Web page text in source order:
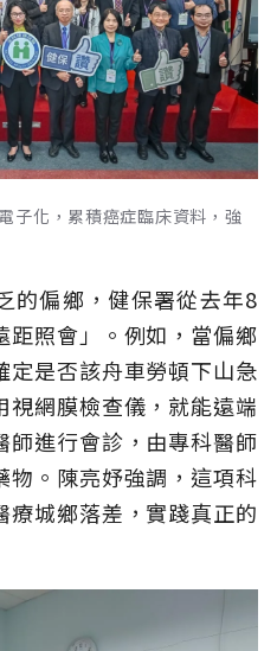
子化，累積癌症臨床資料，強
的偏鄉，健保署從去年8
距照會」。例如，當偏鄉
定是否該舟車勞頓下山急
網膜檢查儀，就能遠端
師進行會診，由專科醫師
物。陳亮妤強調，這項科
城鄉落差，實踐真正的